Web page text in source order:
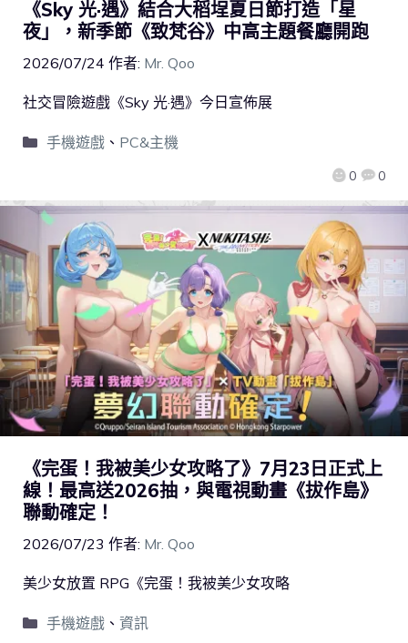
《Sky 光·遇》結合大稻埕夏日節打造「星
夜」，新季節《致梵谷》中高主題餐廳開跑
2026/07/24 作者: Mr. Qoo
0 0
社交冒險遊戲《Sky 光·遇》今日宣佈展
手機遊戲、 PC&主機
《完蛋！我被美少女攻略了》7月23日正式上
線！最高送2026抽，與電視動畫《拔作島》
聯動確定！
2026/07/23 作者: Mr. Qoo
美少女放置 RPG《完蛋！我被美少女攻略
手機遊戲、 資訊